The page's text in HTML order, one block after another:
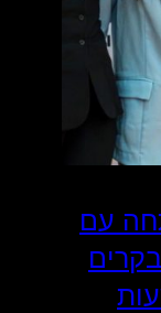
עם
כ-1,500 מבקרים